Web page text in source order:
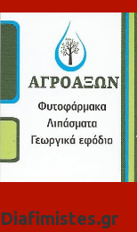
Diafimistes.gr